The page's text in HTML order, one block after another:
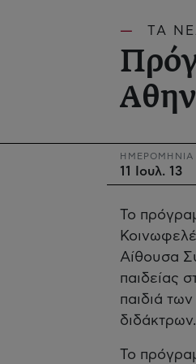
ΤΑ
ΗΜΕΡΟΜΗΝΙΑ
11 Ιουλ. 13
Το
Αίθουσα
παιδείας
παιδιά
διδάκτρων.
Το